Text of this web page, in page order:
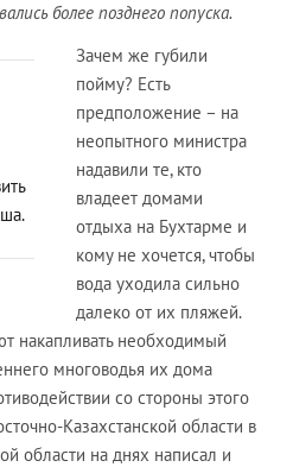
более позднего попуска.
Зачем же губили
пойму? Есть
предположение – на
неопытного министра
надавили те, кто
владеет домами
отдыха на Бухтарме и
кому не хочется, чтобы
вода уходила сильно
далеко от их пляжей.
накапливать необходимый
многоводья их дома
со стороны этого
Казахстанской области в
области на днях написал и